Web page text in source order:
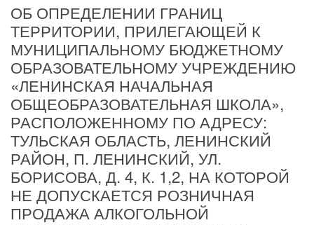
ОБ ОПРЕДЕЛЕНИИ ГРАНИЦ
ТЕРРИТОРИИ, ПРИЛЕГАЮЩЕЙ К
МУНИЦИПАЛЬНОМУ БЮДЖЕТНОМУ
ОБРАЗОВАТЕЛЬНОМУ УЧРЕЖДЕНИЮ
«ЛЕНИНСКАЯ НАЧАЛЬНАЯ
ОБЩЕОБРАЗОВАТЕЛЬНАЯ ШКОЛА»,
РАСПОЛОЖЕННОМУ ПО АДРЕСУ:
ТУЛЬСКАЯ ОБЛАСТЬ, ЛЕНИНСКИЙ
РАЙОН, П. ЛЕНИНСКИЙ, УЛ.
БОРИСОВА, Д. 4, К. 1,2, НА КОТОРОЙ
НЕ ДОПУСКАЕТСЯ РОЗНИЧНАЯ
ПРОДАЖА АЛКОГОЛЬНОЙ